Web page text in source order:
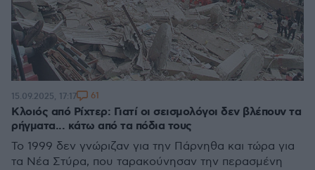
Κλοιός από Ρίχτερ: Γιατί οι σεισμολόγοι δεν βλέπουν τα
ρήγματα... κάτω από τα πόδια τους
Το 1999 δεν γνώριζαν για την Πάρνηθα και τώρα για
τα Νέα Στύρα, που ταρακούνησαν την περασμένη
15.09.2025, 17:17 61